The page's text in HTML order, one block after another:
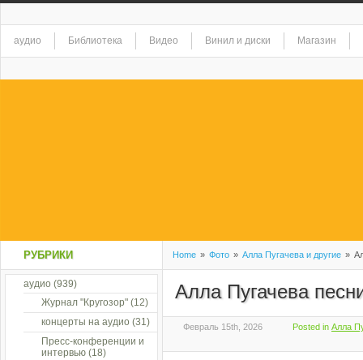
аудио Библиотека Видео Винил и диски Магазин
Home » Фото » Алла Пугачева и другие »
Алла Пугачева
Февраль 15th, 2026 Posted in Алла
РУБРИКИ
аудио (939)
Журнал "Кругозор" (12)
концерты на аудио (31)
Пресс-конференции и
интервью (18)